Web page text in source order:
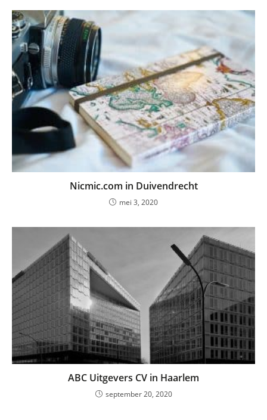
Nicmic.com in Duivendrecht
mei 3, 2020
ABC Uitgevers CV in Haarlem
september 20, 2020